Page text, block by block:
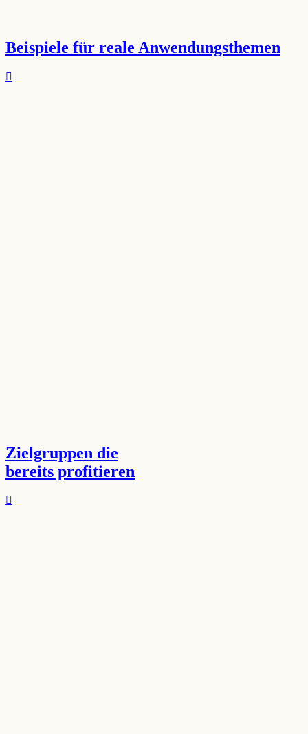
Beispiele für reale Anwendungsthemen
Zielgruppen die
bereits profitieren